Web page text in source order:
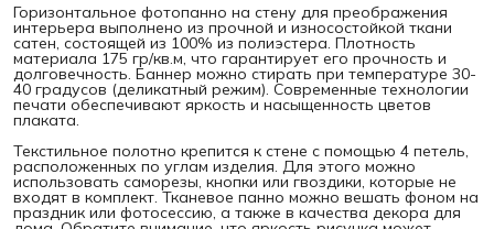
Горизонтальное фотопанно на стену для преображения
интерьера выполнено из прочной и износостойкой ткани
сатен, состоящей из 100% из полиэстера. Плотность
материала 175 гр/кв.м, что гарантирует его прочность и
долговечность. Баннер можно стирать при температуре 30-
40 градусов (деликатный режим). Современные технологии
печати обеспечивают яркость и насыщенность цветов
плаката.
Текстильное полотно крепится к стене с помощью 4 петель,
расположенных по углам изделия. Для этого можно
использовать саморезы, кнопки или гвоздики, которые не
входят в комплект. Тканевое панно можно вешать фоном на
праздник или фотосессию, а также в качества декора для